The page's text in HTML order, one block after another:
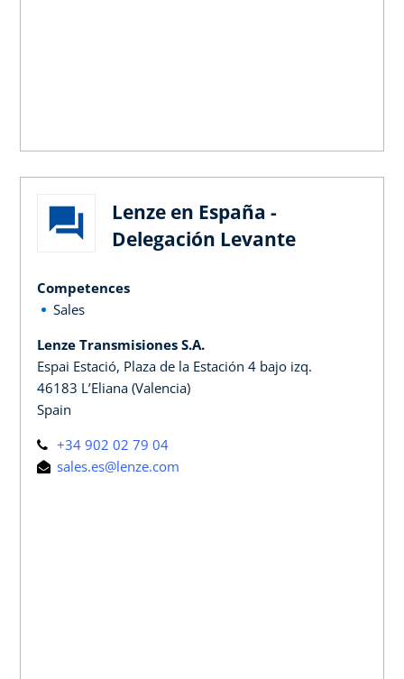
Lenze en España -
Delegación Levante
Competences
Sales
Lenze Transmisiones S.A.
Espai Estació, Plaza de la Estación 4 bajo izq.
46183 L’Eliana (Valencia)
Spain
+34 902 02 79 04
sales.es@lenze.com